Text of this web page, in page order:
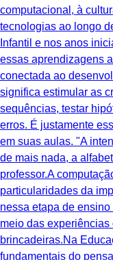
computacional, à
tecnologias ao longo
Infantil e nos anos
essas aprendizagens
conectada ao
significa estimular as
sequências, testar
erros. É justamente
em suas aulas. "A
de mais nada, a
professor.A
particularidades da
nessa etapa de
meio das
brincadeiras.Na
fundamentais do